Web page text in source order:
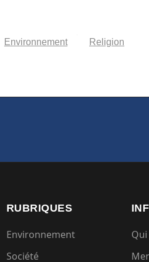
Environnement Religion
RUBRIQUES
Environnement
Société